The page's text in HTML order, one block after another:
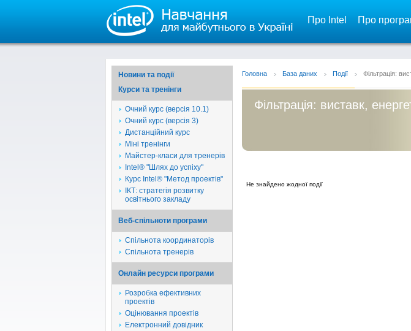
Про Intel Про
Новини та події
Курси та тренінги
Очний курс (версія 10.1)
Очний курс (версія 3)
Дистанційний курс
Міні тренінги
Майстер-класи для тренерів
Intel® "Шлях до успіху"
Курс Intel® "Метод проектів"
ІКТ: стратегія розвитку
освітнього закладу
Веб-спільноти програми
Спільнота координаторів
Спільнота тренерів
Онлайн ресурси програми
Розробка ефективних
проектів
Оцінювання проектів
Електронний довідник
Головна База даних Події Фільтрація:
Фільтрація: виставк,
Не знайдено жодної події